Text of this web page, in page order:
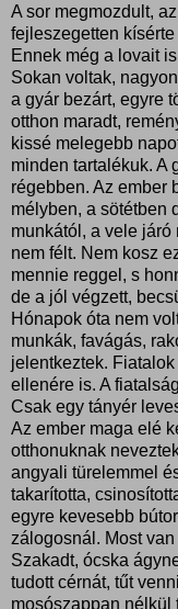
A sor megmozdult,
fejleszegetten
Ennek még a lovait
Sokan voltak,
a gyár bezárt, egyre
otthon maradt,
kissé melegebb
minden tartalékuk. A
régebben. Az ember
mélyben, a sötétben
munkától, a vele
nem félt. Nem kosz
mennie reggel, s
de a jól végzett,
Hónapok óta nem
munkák, favágás,
jelentkeztek.
ellenére is. A
Csak egy tányér
Az ember maga elé
otthonuknak
angyali türelemmel
takarította,
egyre kevesebb
zálogosnál. Most
Szakadt, ócska
tudott cérnát, tűt
mosószappan nélkül